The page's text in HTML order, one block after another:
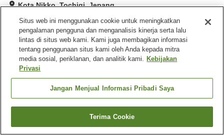
Kota Nikko, Tochigi, Jepang
Hebat Ulasan:184
Fasilitas properti
(air panas)
Tochigi Kota Nikko
Cari kamar
Situs web ini menggunakan cookie untuk meningkatkan
pengalaman pengguna dan menganalisis kinerja serta lalu
lintas di situs web kami. Kami juga membagikan informasi
tentang penggunaan situs kami oleh Anda kepada mitra
media sosial, periklanan, dan analitik kami. Kebijakan
Privasi
Jangan Menjual Informasi Pribadi Saya
Terima Cookie